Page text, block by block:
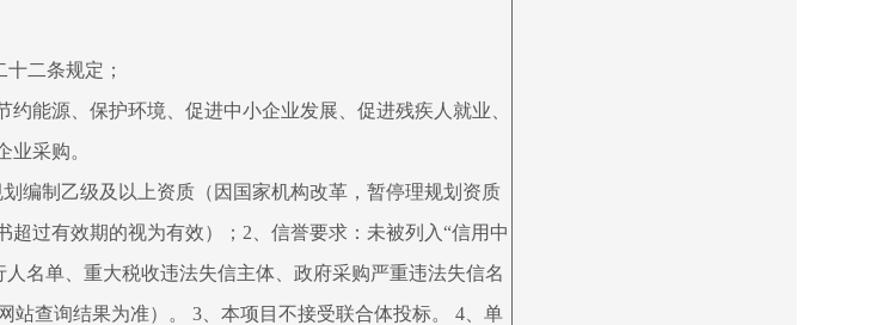
二条规定；
能源、保护环境、促进中小企业发展、促进残疾人就业、
采购。
编制乙级及以上资质（因国家机构改革，暂停理规划资质
过有效期的视为有效）；2、信誉要求：未被列入“信用中
人名单、重大税收违法失信主体、政府采购严重违法失信名
站查询结果为准）。 3、本项目不接受联合体投标。 4、单